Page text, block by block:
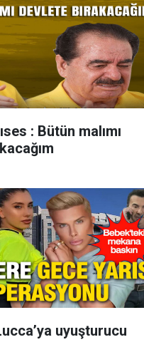
: Bütün malımı
uyuşturucu